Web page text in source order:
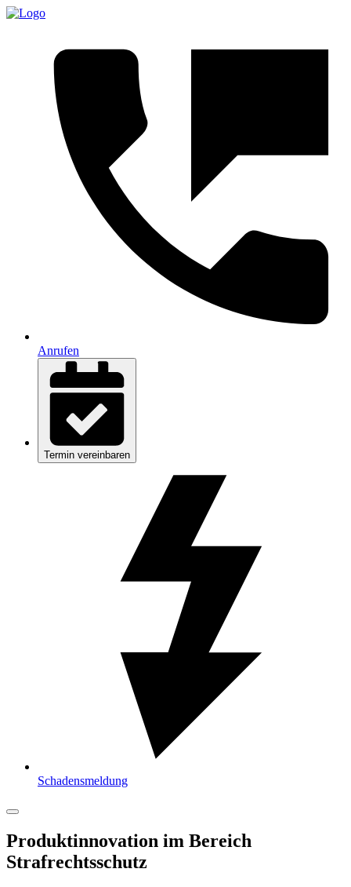
Anrufen
Termin vereinbaren
Schadensmeldung
Produktinnovation im Bereich
Strafrechtsschutz